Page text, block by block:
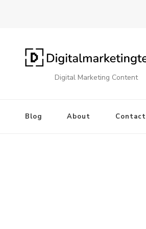
Digital Marketing Content
Blog About Contact